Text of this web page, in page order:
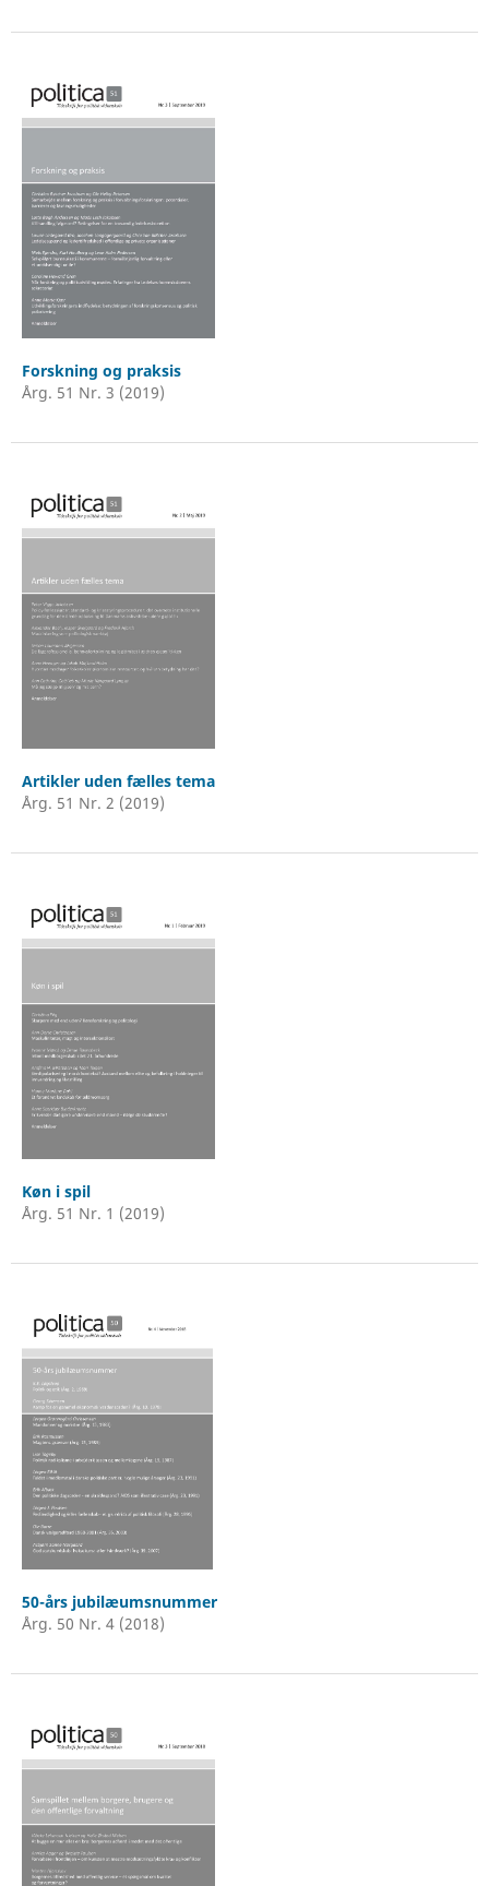
Forskning og praksis
Årg. 51 Nr. 3 (2019)
Artikler uden fælles tema
Årg. 51 Nr. 2 (2019)
Køn i spil
Årg. 51 Nr. 1 (2019)
50-års jubilæumsnummer
Årg. 50 Nr. 4 (2018)